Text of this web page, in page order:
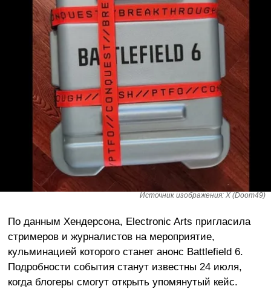
Источник изображения: X (Doom49)
По данным Хендерсона, Electronic Arts пригласила
стримеров и журналистов на мероприятие,
кульминацией которого станет анонс Battlefield 6.
Подробности события станут известны 24 июля,
когда блогеры смогут открыть упомянутый кейс.